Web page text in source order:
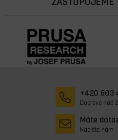
+420 603
Doprava nad
Máte
Napište nám